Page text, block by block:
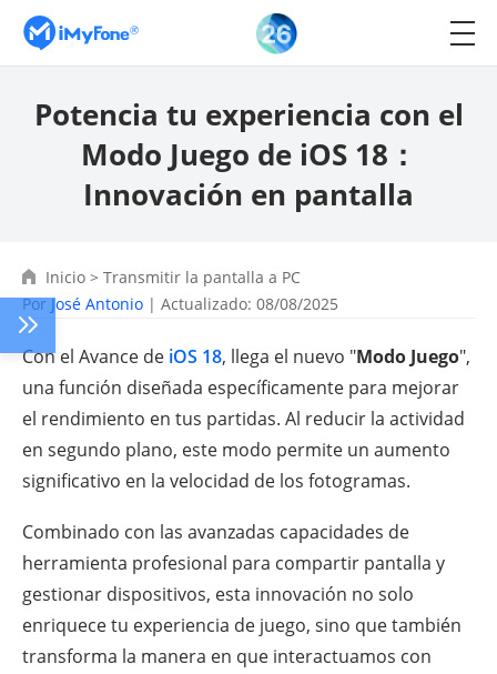
Potencia tu experiencia con el
Modo Juego de iOS 18：
Innovación en pantalla
Inicio > Transmitir la pantalla a PC
PorJosé Antonio | Actualizado: 08/08/2025
Con el Avance de iOS 18, llega el nuevo "Modo Juego",
una función diseñada específicamente para mejorar
el rendimiento en tus partidas. Al reducir la actividad
en segundo plano, este modo permite un aumento
significativo en la velocidad de los fotogramas.
Combinado con las avanzadas capacidades de
herramienta profesional para compartir pantalla y
gestionar dispositivos, esta innovación no solo
enriquece tu experiencia de juego, sino que también
transforma la manera en que interactuamos con